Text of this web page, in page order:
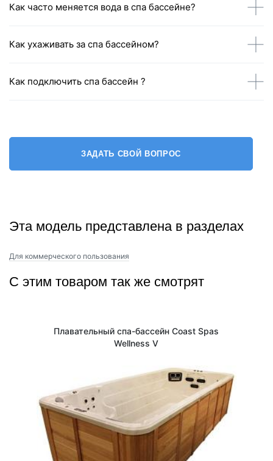
Как часто меняется вода в спа бассейне?
Как ухаживать за спа бассейном?
Как подключить спа бассейн ?
ЗАДАТЬ СВОЙ ВОПРОС
Эта модель представлена в разделах
Для коммерческого пользования
С этим товаром так же смотрят
Плавательный спа-бассейн Coast Spas
Wellness V